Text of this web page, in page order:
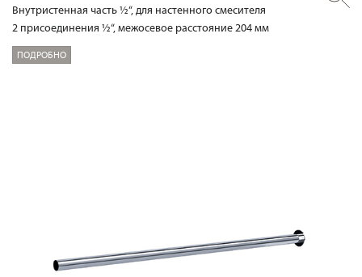
Внутристенная часть ½“, для настенного смесителя
2 присоединения ½“, межосевое расстояние 204 мм
ПОДРОБНО